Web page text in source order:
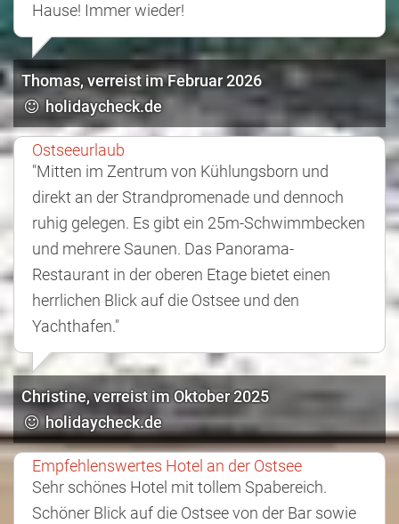
Hause! Immer wieder!
Thomas, verreist im Februar 2026
holidaycheck.de
Ostseeurlaub
"Mitten im Zentrum von Kühlungsborn und
direkt an der Strandpromenade und dennoch
ruhig gelegen. Es gibt ein 25m-Schwimmbecken
und mehrere Saunen. Das Panorama-
Restaurant in der oberen Etage bietet einen
herrlichen Blick auf die Ostsee und den
Yachthafen."
Christine, verreist im Oktober 2025
holidaycheck.de
Empfehlenswertes Hotel an der Ostsee
Sehr schönes Hotel mit tollem Spabereich.
Schöner Blick auf die Ostsee von der Bar sowie